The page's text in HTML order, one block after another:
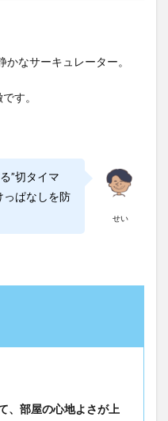
なサーキュレーター。
す。
せい
”切タイマ
っぱなしを防
、部屋の心地よさが上